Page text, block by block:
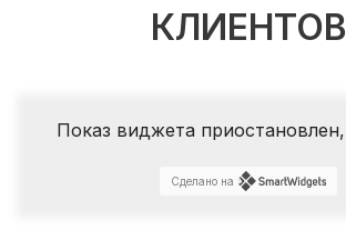
КЛИЕНТОВ
Показ виджета приостановлен,
Сделано на